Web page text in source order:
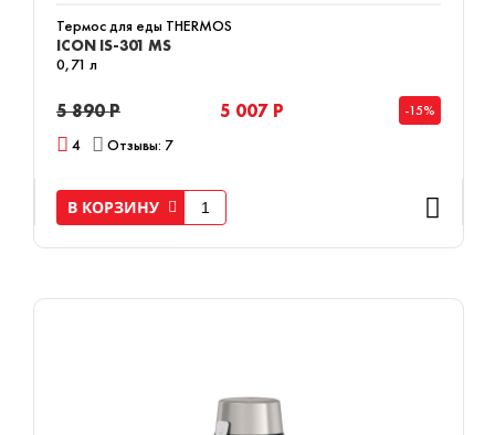
Термос для еды THERMOS
ICON IS-301 MS
0,71 л
5 890 Р 5 007 Р -15%
4 Отзывы: 7
В КОРЗИНУ